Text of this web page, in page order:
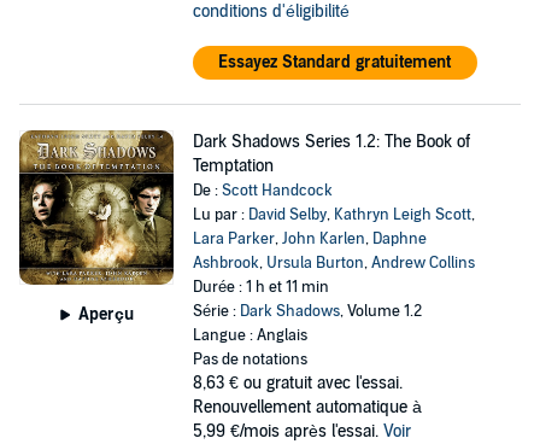
conditions d'éligibilité
Essayez Standard gratuitement
Aperçu
Dark Shadows Series 1.2: The Book of
Temptation
De :Scott Handcock
Lu par : David Selby, Kathryn Leigh Scott,
Lara Parker,John Karlen, Daphne
Ashbrook, Ursula Burton,Andrew Collins
Durée : 1 h et 11 min
Série : Dark Shadows, Volume 1.2
Langue : Anglais
Pas de notations
8,63 € ou gratuit avec l'essai.
Renouvellement automatique à
5,99 €/mois après l'essai. Voir